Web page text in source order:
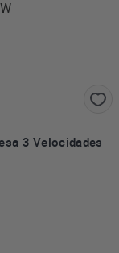
3 Velocidades